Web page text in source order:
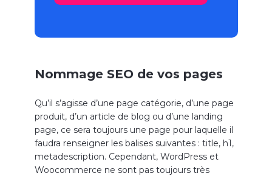
Nommage SEO de vos pages
Qu’il s’agisse d’une page catégorie, d’une page
produit, d’un article de blog ou d’une landing
page, ce sera toujours une page pour laquelle il
faudra renseigner les balises suivantes : title, h1,
metadescription. Cependant, WordPress et
Woocommerce ne sont pas toujours très